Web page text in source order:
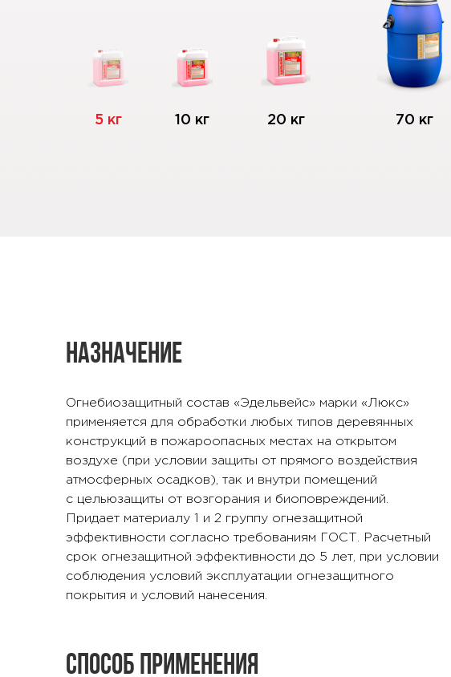
5 кг 10 кг 20 кг 70 кг
Назначение
Огнебиозащитный состав «Эдельвейс» марки «Люкс»
применяется для обработки любых типов деревянных
конструкций в пожароопасных местах на открытом
воздухе (при условии защиты от прямого воздействия
атмосферных осадков), так и внутри помещений
с цельюзащиты от возгорания и биоповреждений.
Придает материалу 1 и 2 группу огнезащитной
эффективности согласно требованиям ГОСТ. Расчетный
срок огнезащитной эффективности до 5 лет, при условии
соблюдения условий эксплуатации огнезащитного
покрытия и условий нанесения.
Способ применения